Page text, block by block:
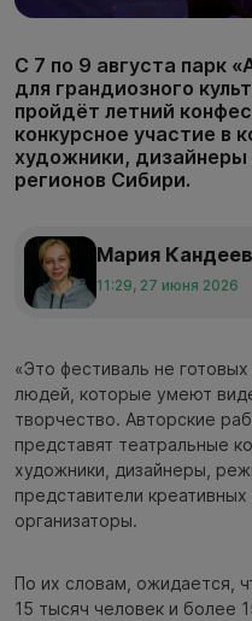
С 7 по 9 августа парк
для грандиозного
пройдёт летний
конкурсное участие в
художники,
регионов Сибири.
Мария
11:29, 27 июня 2026
«Это фестиваль не
людей, которые умеют
творчество. Авторские
представят театральные
художники, дизайнеры,
представители
организаторы.
По их словам, ожидается,
15 тысяч человек и более